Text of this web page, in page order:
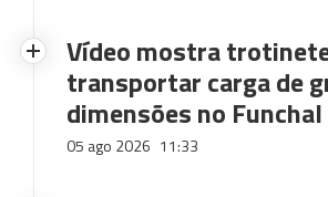
Vídeo mostra
transportar carga de
dimensões no Funchal
05 ago 2026 11:33